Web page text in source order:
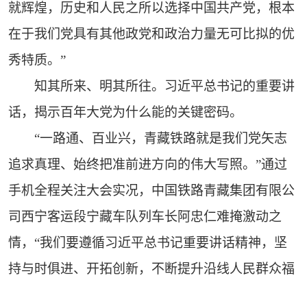
就辉煌，历史和人民之所以选择中国共产党，根本
在于我们党具有其他政党和政治力量无可比拟的优
秀特质。”
知其所来、明其所往。习近平总书记的重要讲
话，揭示百年大党为什么能的关键密码。
“一路通、百业兴，青藏铁路就是我们党矢志
追求真理、始终把准前进方向的伟大写照。”通过
手机全程关注大会实况，中国铁路青藏集团有限公
司西宁客运段宁藏车队列车长阿忠仁难掩激动之
情，“我们要遵循习近平总书记重要讲话精神，坚
持与时俱进、开拓创新，不断提升沿线人民群众福